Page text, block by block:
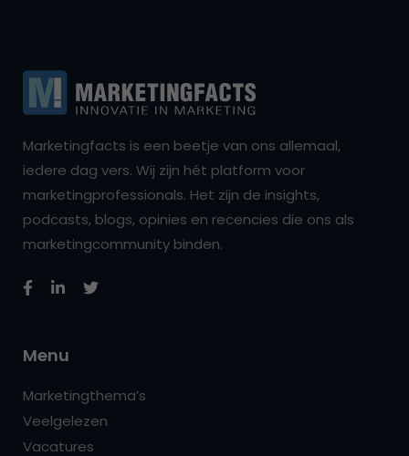
Marketingfacts is een beetje van ons allemaal,
iedere dag vers. Wij zijn hét platform voor
marketingprofessionals. Het zijn de insights,
podcasts, blogs, opinies en recencies die ons als
marketingcommunity binden.
Menu
Marketingthema’s
Veelgelezen
Vacatures